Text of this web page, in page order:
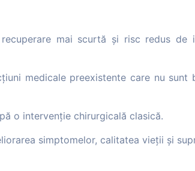
mai scurtă și risc redus de
medicale preexistente care nu sunt
o intervenție chirurgicală clasică.
simptomelor, calitatea vieții și